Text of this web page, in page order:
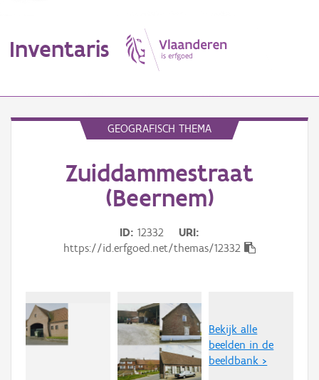
Inventaris
Erfgoedobject
Persoon of collectief
GEOGRAFISCH THEMA
Zuiddammestraat
(Beernem)
ID 12332
URI
https://id.erfgoed.net/themas/12332
Bekijk alle
beelden in de
beeldbank >